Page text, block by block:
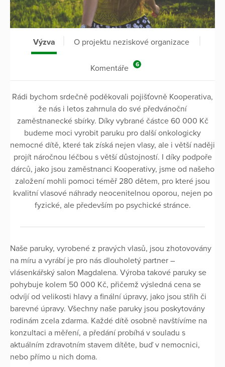
Výzva O projektu neziskové organizace
Komentáře 6
Rádi bychom srdečně poděkovali pojišťovně Kooperativa,
že nás i letos zahrnula do své předvánoční
zaměstnanecké sbírky. Díky vybrané částce 60 000 Kč
budeme moci vyrobit paruku pro další onkologicky
nemocné dítě, které tak získá nejen vlasy, ale i větší naději
projít náročnou léčbou s větší důstojností. I díky podpoře
dárců, jako jsou zaměstnanci Kooperativy, jsme od našeho
založení mohli pomoci téměř 280 dětem, pro které jsou
kvalitní vlasové náhrady neocenitelnou oporou, nejen po
fyzické, ale především po psychické stránce.
Naše paruky, vyrobené z pravých vlasů, jsou zhotovovány
na míru a vyrábí je pro nás dlouholetý partner –
vlásenkářský salon Magdalena. Výroba takové paruky se
pohybuje kolem 50 000 Kč, přičemž výsledná cena se
odvíjí od velikosti hlavy a finální úpravy, jako jsou střih či
barevné úpravy. Všechny naše paruky jsou poskytovány
rodinám zcela zdarma. Každé dítě osobně navštívíme na
konzultaci a měření, a předání probíhá v souladu s
aktuálním zdravotním stavem dítěte, buď v nemocnici,
nebo přímo u nich doma.